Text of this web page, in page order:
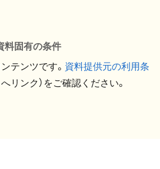
料固有の条件
テンツです。 資料提供元の利用条
リンク）をご確認ください。